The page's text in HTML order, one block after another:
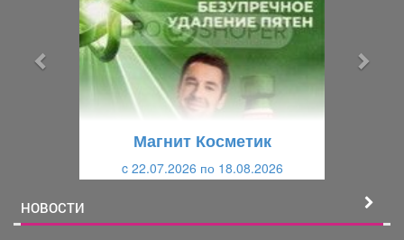
Магнит Косметик
c 22.07.2026 по 18.08.2026
НОВОСТИ